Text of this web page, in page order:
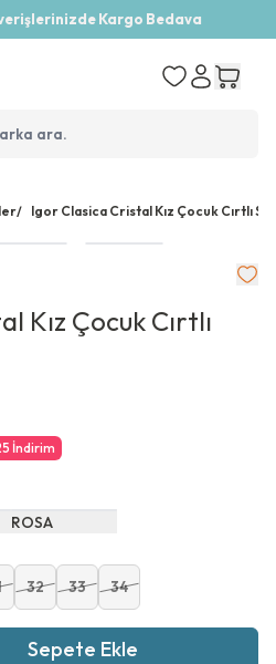
Kargo Bedava
/ Igor Clasica Cristal Kız Çocuk Cırtlı
Kız Çocuk Cırtlı
İndirim
ROSA
32 33 34
Sepete Ekle